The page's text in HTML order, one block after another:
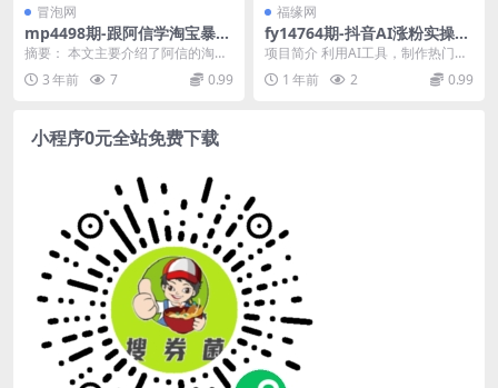
冒泡网
mp4498期-跟阿信学淘宝暴利
虚拟产品运营课，入门简单，
快速出单，带你做副业月入万
元(“阿信淘宝暴利虚拟产品运
摘要： 本文主要介绍了阿信的淘宝
暴利虚拟产品运营课程。该课程旨
在帮助新手快速入门...
3 年前 7 0.99
福缘网
fy14764期-抖音AI涨粉实操教
程，手机操作，最快3天3万
粉，小白也能快速变现
项目简介 利用AI工具，制作热门题
材视频，在抖音快速涨粉。有全套
玩法和对标脚本，...
1 年前 2 0.99
小程序0元全站免费下载